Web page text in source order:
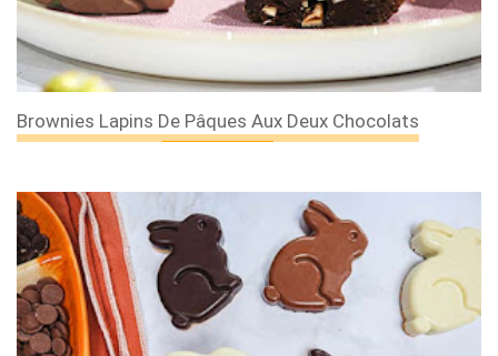
Brownies Lapins De Pâques Aux Deux Chocolats